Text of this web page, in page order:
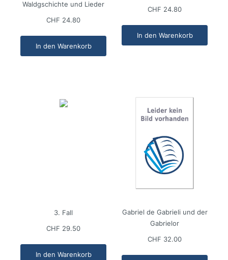
Waldgschichte und Lieder
CHF 24.80
In den Warenkorb
CHF 24.80
In den Warenkorb
3. Fall
CHF 29.50
In den Warenkorb
Gabriel de Gabrieli und der
Gabrielor
CHF 32.00